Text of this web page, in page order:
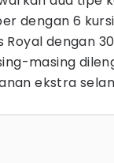
dengan 6
Royal dengan
masing
ekstra